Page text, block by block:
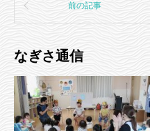
前の記事
なぎさ通信